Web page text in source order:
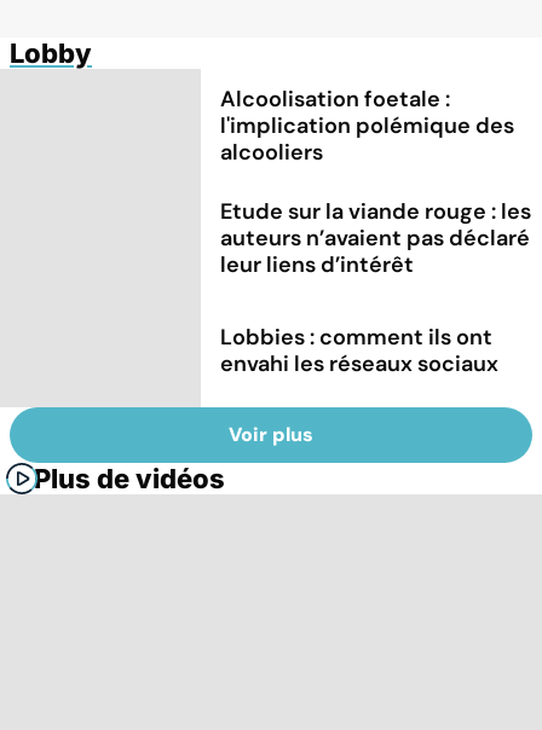
Lobby
Alcoolisation foetale :
l'implication polémique des
alcooliers
Etude sur la viande rouge : les
auteurs n’avaient pas déclaré
leur liens d’intérêt
Lobbies : comment ils ont
envahi les réseaux sociaux
Voir plus
Plus de vidéos